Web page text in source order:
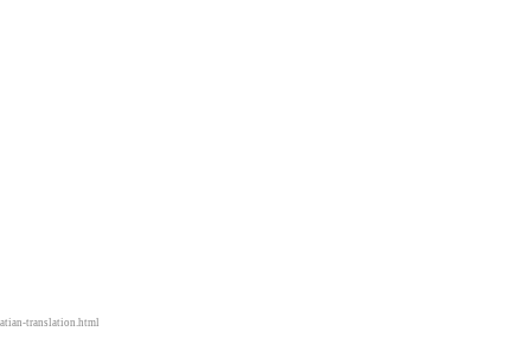
translation.html